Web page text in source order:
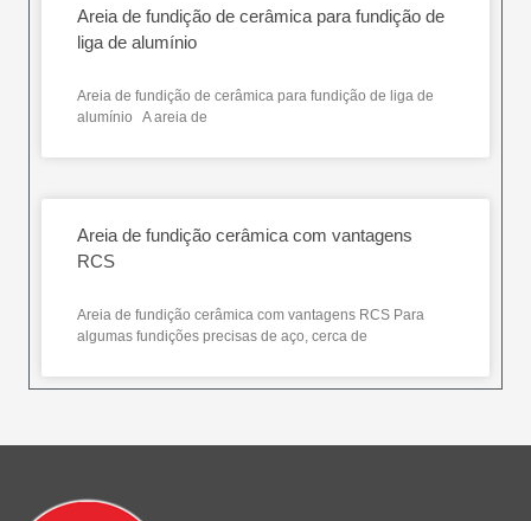
Areia de fundição de cerâmica para fundição de
liga de alumínio
Areia de fundição de cerâmica para fundição de liga de
alumínio A areia de
Areia de fundição cerâmica com vantagens
RCS
Areia de fundição cerâmica com vantagens RCS Para
algumas fundições precisas de aço, cerca de